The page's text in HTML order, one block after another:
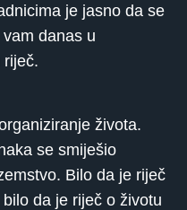
je jasno da se
danas u
riječ.
života.
se smiješio
Bilo da je riječ
da je riječ o životu